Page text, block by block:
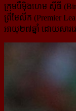
ក្រុមបឺម៉ិងហេម ស៊ីធី
ព្រីមែលីក (Premier
អាយុ២៧ឆ្នាំ ដោយសាររ